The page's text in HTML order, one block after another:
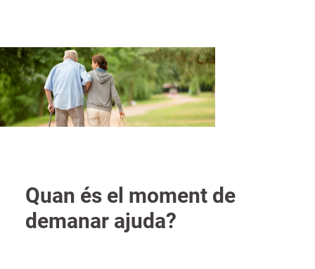
Quan és el moment de
demanar ajuda?